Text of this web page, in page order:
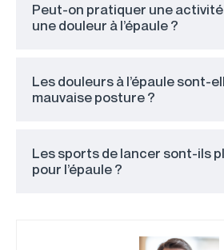
Peut-on pratiquer une
une douleur à l’épaule ?
Les douleurs à l’épaule sont-
mauvaise posture ?
Les sports de lancer sont-ils
pour l’épaule ?